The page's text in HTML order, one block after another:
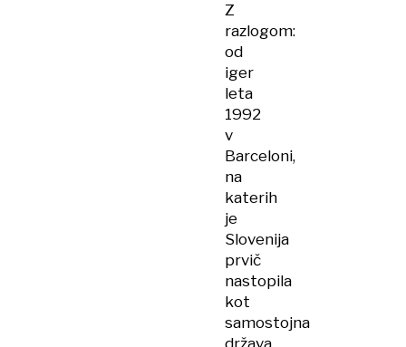
Z
razlogom:
od
iger
leta
1992
v
Barceloni,
na
katerih
je
Slovenija
prvič
nastopila
kot
samostojna